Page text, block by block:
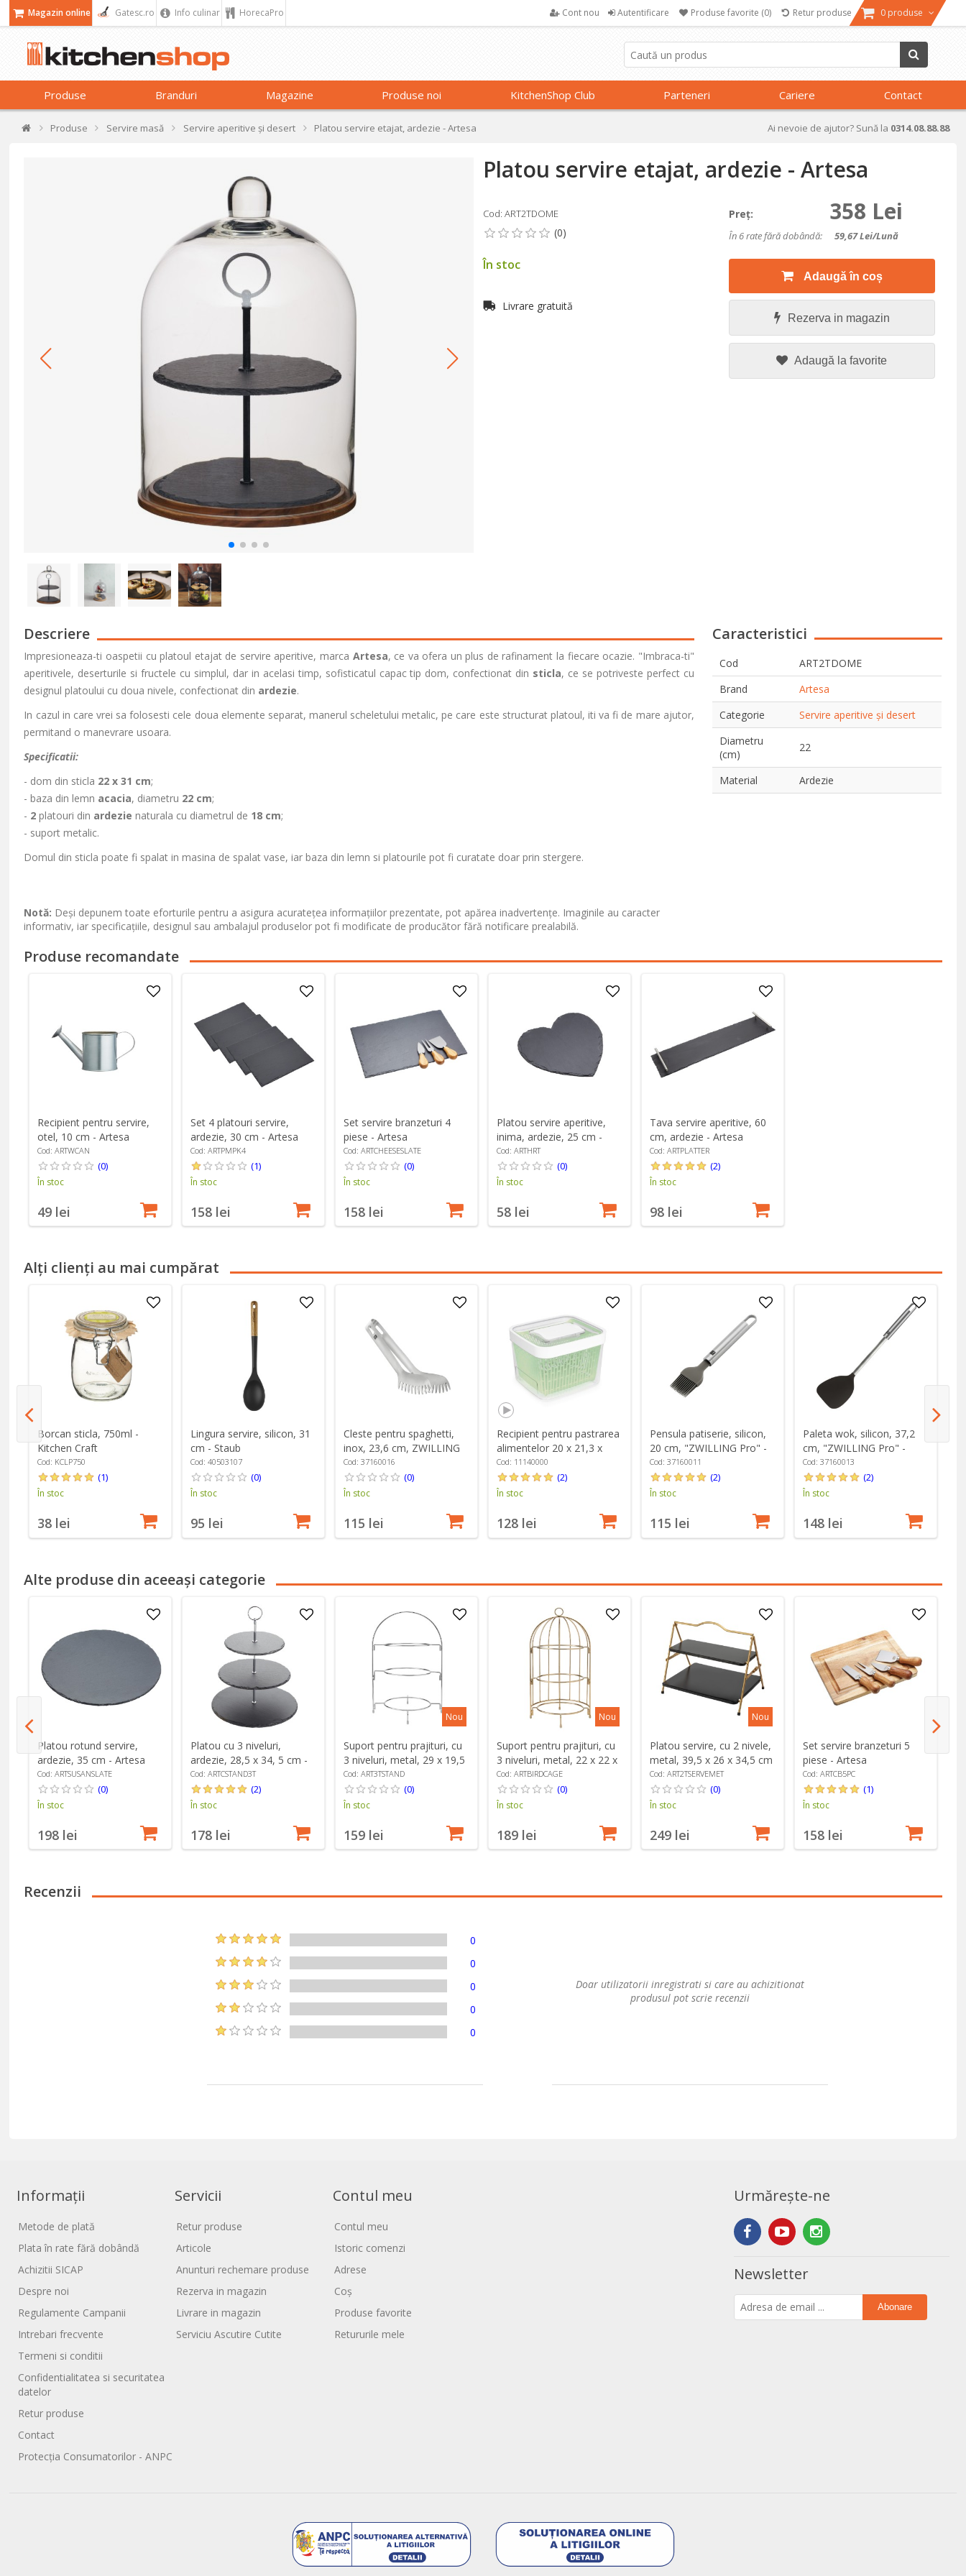
Magazin online Gatesc.ro Info culinar HorecaPro Cont nou Autentificare Produse favorite (0) Retur produse 0 produse
Produse Branduri Magazine Produse noi KitchenShop Club Parteneri Cariere Contact
Produse Servire masă Servire aperitive și desert Platou servire etajat, ardezie - Artesa Ai nevoie de ajutor? Sună la 0314.08.88.88
Platou servire etajat, ardezie - Artesa
Cod: ART2TDOME
În stoc
Livrare gratuită
Preţ: 358 Lei
În 6 rate fără dobândă: 59,67Lei/lună
Adaugă în coș
Rezerva in magazin
Adaugă la favorite
Descriere
Impresioneaza-ti oaspetii cu platoul etajat de servire aperitive, marca Artesa, ce va ofera un plus de rafinament la fiecare ocazie. "Imbraca-ti"
aperitivele, deserturile si fructele cu simplul, dar in acelasi timp, sofisticatul capac tip dom, confectionat din sticla, ce se potriveste perfect cu
designul platoului cu doua nivele, confectionat din ardezie.
In cazul in care vrei sa folosesti cele doua elemente separat, manerul scheletului metalic, pe care este structurat platoul, iti va fi de mare ajutor,
permitand o manevrare usoara.
Specificatii:
- dom din sticla 22 x 31 cm;
- baza din lemn acacia, diametru 22 cm;
- 2 platouri din ardezie naturala cu diametrul de 18 cm;
- suport metalic.
Domul din sticla poate fi spalat in masina de spalat vase, iar baza din lemn si platourile pot fi curatate doar prin stergere.
Caracteristici
Cod
ART2TDOME
Brand
Artesa
Categorie
Servire aperitive și desert
Diametru
(cm)
22
Material Ardezie
Notă: Deși depunem toate eforturile pentru a asigura acuratețea informațiilor prezentate, pot apărea inadvertențe. Imaginile au caracter
informativ, iar specificațiile, designul sau ambalajul produselor pot fi modificate de producător fără notificare prealabilă.
Produse recomandate
Recipient pentru servire,
otel, 10 cm - Artesa
Cod: ARTWCAN
(0)
În stoc
49 lei
Set 4 platouri servire,
ardezie, 30 cm - Artesa
Cod: ARTPMPK4
(1)
În stoc
158 lei
Set servire branzeturi 4
piese - Artesa
Cod: ARTCHEESESLATE
(0)
În stoc
158 lei
Platou servire aperitive,
inima, ardezie, 25 cm -
Artesa
Cod: ARTHRT
(0)
În stoc
58 lei
Tava servire aperitive, 60
cm, ardezie - Artesa
Cod: ARTPLATTER
(2)
În stoc
98 lei
Alți clienți au mai cumpărat
Borcan sticla, 750ml -
Kitchen Craft
Cod: KCLP750
(1)
În stoc
38 lei
Lingura servire, silicon, 31
cm - Staub
Cod: 40503107
(0)
În stoc
95 lei
Cleste pentru spaghetti,
inox, 23,6 cm, ZWILLING
Pro - Zwilling
Cod: 37160016
(0)
În stoc
115 lei
Recipient pentru pastrarea
alimentelor 20 x 21,3 x
15,3 cm, 4 L, "GreenSaver"
- OXO
Cod: 11140000
(2)
În stoc
128 lei
Pensula patiserie, silicon,
20 cm, "ZWILLING Pro" -
Zwilling
Cod: 37160011
(2)
În stoc
115 lei
Paleta wok, silicon, 37,2
cm, "ZWILLING Pro" -
Zwilling
Cod: 37160013
(2)
În stoc
148 lei
Alte produse din aceeași categorie
Platou rotund servire,
ardezie, 35 cm - Artesa
Cod: ARTSUSANSLATE
(0)
În stoc
198 lei
Platou cu 3 niveluri,
ardezie, 28,5 x 34, 5 cm -
Artesa
Cod: ARTCSTAND3T
(2)
În stoc
178 lei
Nou
Suport pentru prajituri, cu
3 niveluri, metal, 29 x 19,5
x 43 cm - Artesa
Cod: ART3TSTAND
(0)
În stoc
159 lei
Nou
Suport pentru prajituri, cu
3 niveluri, metal, 22 x 22 x
42 cm, Copper - Artesa
Cod: ARTBIRDCAGE
(0)
În stoc
189 lei
Nou
Platou servire, cu 2 nivele,
metal, 39,5 x 26 x 34,5 cm
- Artesa
Cod: ART2TSERVEMET
(0)
În stoc
249 lei
Set servire branzeturi 5
piese - Artesa
Cod: ARTCB5PC
(1)
În stoc
158 lei
Recenzii
0
0
0
0
0
Doar utilizatorii inregistrati si care au achizitionat
produsul pot scrie recenzii
Informații
Metode de plată
Plata în rate fără dobândă
Achizitii SICAP
Despre noi
Regulamente Campanii
Intrebari frecvente
Termeni si conditii
Confidentialitatea si securitatea
datelor
Retur produse
Contact
Protecția Consumatorilor - ANPC
Servicii
Retur produse
Articole
Anunturi rechemare produse
Rezerva in magazin
Livrare in magazin
Serviciu Ascutire Cutite
Contul meu
Contul meu
Istoric comenzi
Adrese
Coș
Produse favorite
Retururile mele
Urmărește-ne
Newsletter
Abonare